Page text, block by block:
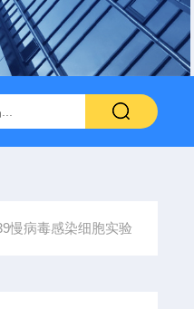
小鼠模型 流式实验外包
慢病毒感染细胞实验